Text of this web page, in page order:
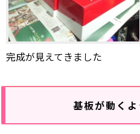
完成が見えてきました
基板が動く